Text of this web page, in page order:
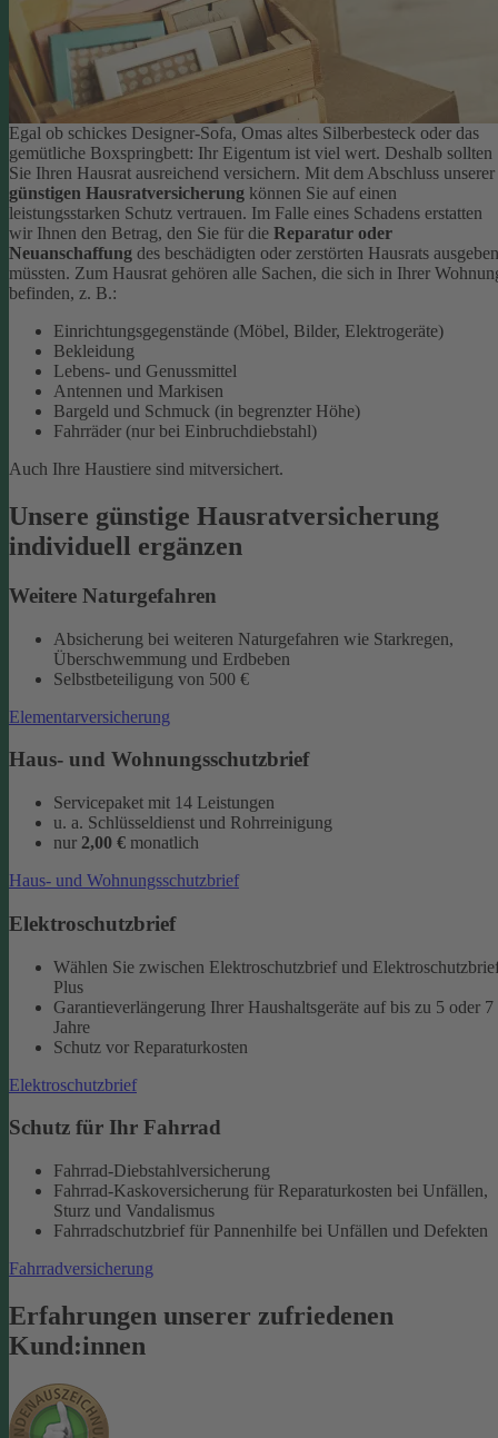
Egal ob schickes Designer-Sofa, Omas altes Silberbesteck oder das
gemütliche Boxspringbett: Ihr Eigentum ist viel wert. Deshalb sollten
Sie Ihren Hausrat ausreichend versichern. Mit dem Abschluss unserer
günstigen Hausratversicherung können Sie auf einen
leistungsstarken Schutz vertrauen. Im Falle eines Schadens erstatten
wir Ihnen den Betrag, den Sie für die Reparatur oder
Neuanschaffung des beschädigten oder zerstörten Hausrats ausgeben
müssten. Zum Hausrat gehören alle Sachen, die sich in Ihrer
befinden, z. B.:
Einrichtungsgegenstände (Möbel, Bilder, Elektrogeräte)
Bekleidung
Lebens- und Genussmittel
Antennen und Markisen
Bargeld und Schmuck (in begrenzter Höhe)
Fahrräder (nur bei Einbruchdiebstahl)
Auch Ihre Haustiere sind mitversichert.
Unsere günstige Hausratversicherung
individuell ergänzen
Weitere Naturgefahren
Absicherung bei weiteren Naturgefahren wie Starkregen,
Überschwemmung und Erdbeben
Selbstbeteiligung von 500 €
Elementarversicherung
Haus- und Wohnungsschutzbrief
Servicepaket mit 14 Leistungen
u. a. Schlüsseldienst und Rohrreinigung
nur 2,00 € monatlich
Haus- und Wohnungsschutzbrief
Elektroschutzbrief
Wählen Sie zwischen Elektroschutzbrief und
Plus
Garantieverlängerung Ihrer Haushaltsgeräte auf bis zu 5 oder 7
Jahre
Schutz vor Reparaturkosten
Elektroschutzbrief
Schutz für Ihr Fahrrad
Fahrrad-Diebstahlversicherung
Fahrrad-Kaskoversicherung für Reparaturkosten bei Unfällen,
Sturz und Vandalismus
Fahrradschutzbrief für Pannenhilfe bei Unfällen und Defekten
Fahrradversicherung
Erfahrungen unserer zufriedenen
Kund:innen